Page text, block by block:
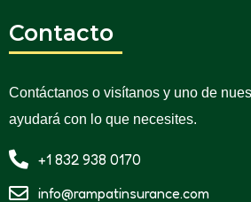
Contacto
Contáctanos o visítanos y uno de
ayudará con lo que necesites.
+1 832 938 0170
info@rampatinsurance.com